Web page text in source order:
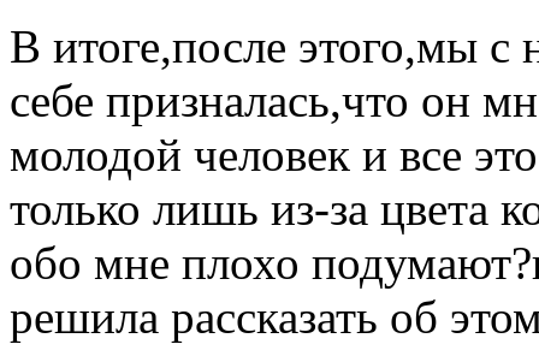
В итоге,после этого,мы с
себе призналась,что он
молодой человек и все
только лишь из-за цвета
обо мне плохо
решила рассказать об